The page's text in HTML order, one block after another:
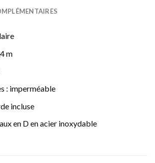
m
: imperméable
incluse
en D en acier inoxydable